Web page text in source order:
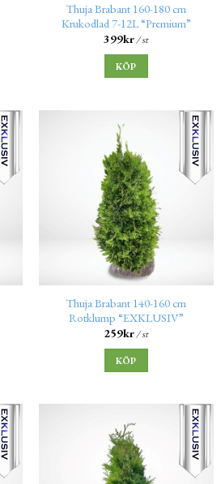
Thuja Brabant 160-180 cm
Krukodlad 7-12L “Premium”
399kr/ st
KÖP
Thuja Brabant 140-160 cm
Rotklump “EXKLUSIV”
259kr/ st
KÖP